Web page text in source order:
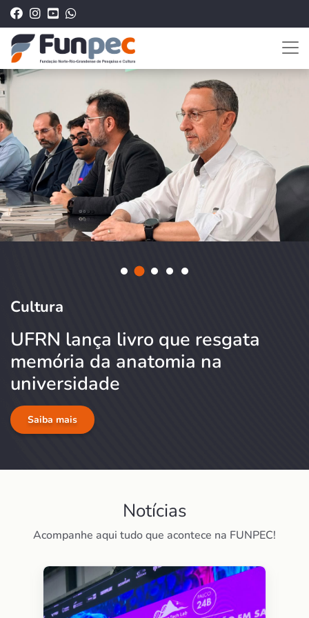
Cultura
UFRN lança livro que resgata
memória da anatomia na
universidade
Saiba mais
Notícias
Acompanhe aqui tudo que acontece na FUNPEC!